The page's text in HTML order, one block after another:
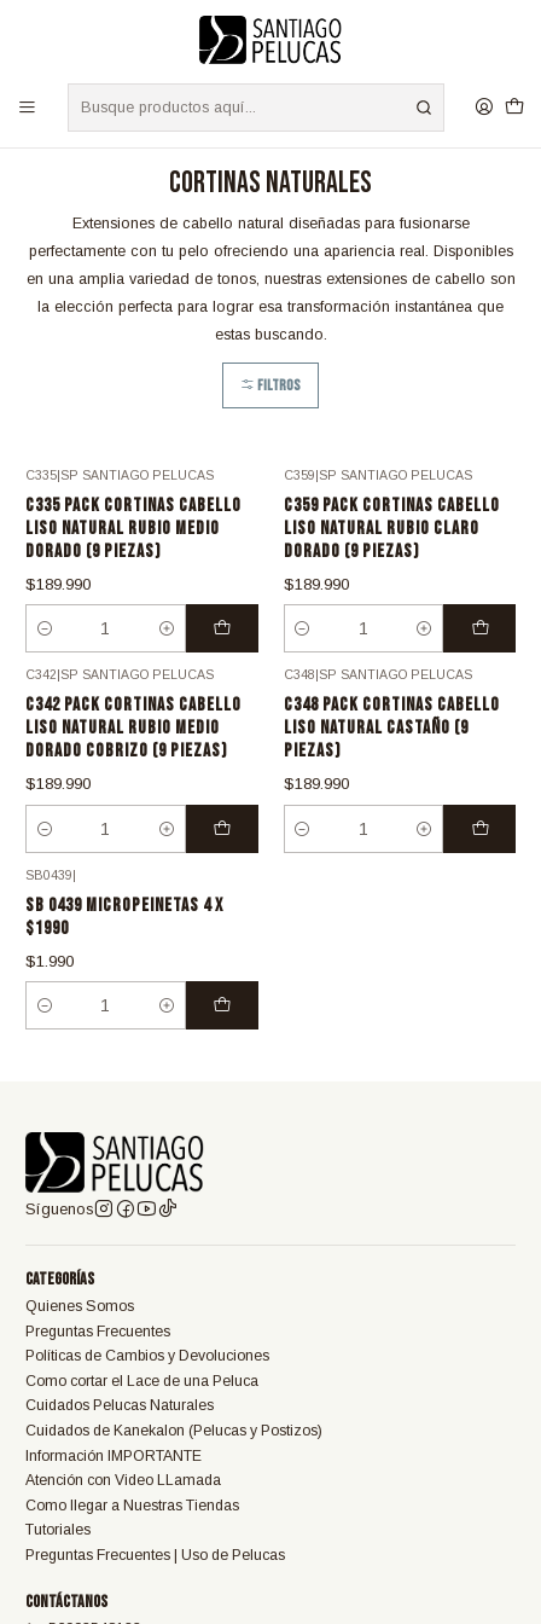
Envíos a TODO Chile - Despacho Express RM 24 Hrs.
Inicio POSTIZOS EXTENSIONES CORTINAS NATURALES
CORTINAS NATURALES
Extensiones de cabello natural diseñadas para fusionarse
perfectamente con tu pelo ofreciendo una apariencia real. Disponibles
en una amplia variedad de tonos, nuestras extensiones de cabello son
la elección perfecta para lograr esa transformación instantánea que
estas buscando.
Filtros
C335|SP SANTIAGO PELUCAS
C335 PACK CORTINAS CABELLO
LISO NATURAL RUBIO MEDIO
DORADO (9 PIEZAS)
$189.990
Cantidad
C359|SP SANTIAGO PELUCAS
C359 PACK CORTINAS CABELLO
LISO NATURAL RUBIO CLARO
DORADO (9 PIEZAS)
$189.990
Cantidad
C342 SP SANTIAGO PELUCAS
C342 PACK CORTINAS CABELLO
LISO NATURAL RUBIO MEDIO
DORADO COBRIZO (9 PIEZAS)
$189.990
Cantidad
C348 SP SANTIAGO PELUCAS
C348 PACK CORTINAS CABELLO
LISO NATURAL CASTAÑO (9
PIEZAS)
$189.990
Cantidad
SB0439|
SB 0439 MICROPEINETAS 4 X
$1990
$1.990
Cantidad
Síguenos
Categorías
Quienes Somos
Preguntas Frecuentes
Políticas de Cambios y Devoluciones
Como cortar el Lace de una Peluca
Cuidados Pelucas Naturales
Cuidados de Kanekalon (Pelucas y Postizos)
Información IMPORTANTE
Atención con Video LLamada
Como llegar a Nuestras Tiendas
Tutoriales
Preguntas Frecuentes | Uso de Pelucas
Contáctanos